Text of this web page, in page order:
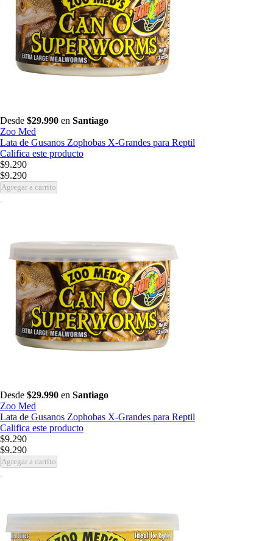
Desde $29.990 en Santiago
Zoo Med
Lata de Gusanos Zophobas X-Grandes para Reptil
Califica este producto
$9.290
$9.290
Agregar a carrito
Desde $29.990 en Santiago
Zoo Med
Lata de Gusanos Zophobas X-Grandes para Reptil
Califica este producto
$9.290
$9.290
Agregar a carrito